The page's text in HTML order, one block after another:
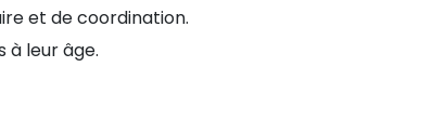
et de coordination.
à leur âge.